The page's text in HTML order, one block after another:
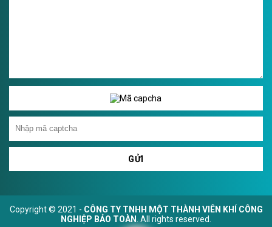
GỬI
Copyright © 2021 - CÔNG TY TNHH MỘT THÀNH VIÊN KHÍ CÔNG
NGHIỆP BẢO TOÀN. All rights reserved.